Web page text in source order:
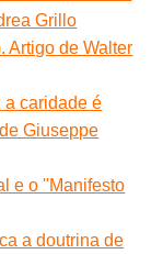
Grillo
Artigo de Walter
a caridade é
Giuseppe
e o ''Manifesto
a doutrina de